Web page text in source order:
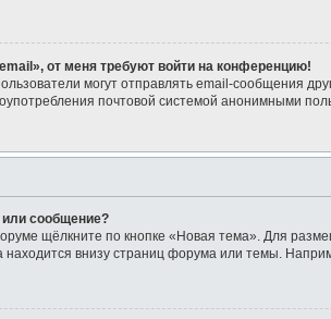
от меня требуют войти на конференцию!
могут отправлять email-сообщения
почтовой системой анонимными
или сообщение?
щёлкните по кнопке «Новая тема». Для
находится внизу страниц форума или темы.